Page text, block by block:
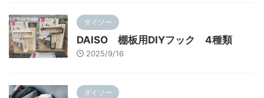
ダイソー
DAISO 棚板用DIYフック 4種類
2025/9/16
ダイソー